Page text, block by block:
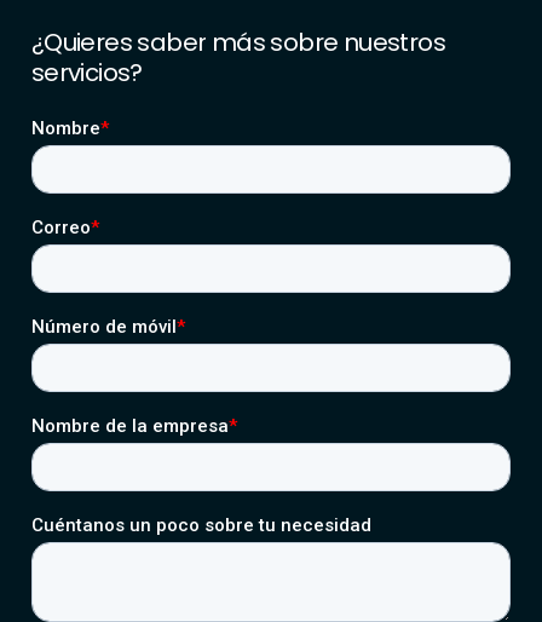
¿Quieressaber mássobre nuestros
servicios?